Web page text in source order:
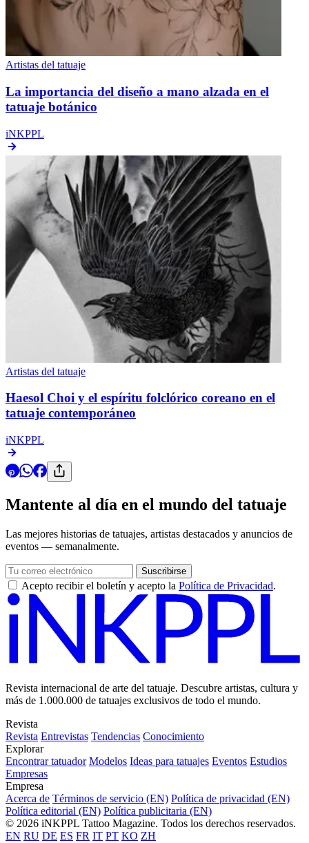
Artistas del tatuaje
La importancia del diseño a mano alzada en el
tatuaje botánico
iNKPPL
Artistas del tatuaje
Haesol Choi y el espíritu folclórico coreano en el
tatuaje contemporáneo
iNKPPL
Mantente al día en el mundo del tatuaje
Las mejores historias de tatuajes, artistas destacados y anuncios de
eventos — semanalmente.
Suscribirse
Acepto recibir el boletín y acepto la Política de Privacidad.
Revista internacional de arte del tatuaje. Descubre artistas, cultura y
más de 1.000.000 de tatuajes exclusivos de todo el mundo.
Revista
Revista Entrevistas Tendencias Conocimiento
Explorar
Encontrar tatuador Modelos Ideas para tatuajes Eventos Estudios
Empresas
Empresa
Acerca de Términos de servicio (EN) Política de privacidad (EN)
Política editorial (EN) Política publicitaria (EN)
© 2026 iNKPPL Tattoo Magazine. Todos los derechos reservados.
EN RU DE ES FR IT PT KO ZH